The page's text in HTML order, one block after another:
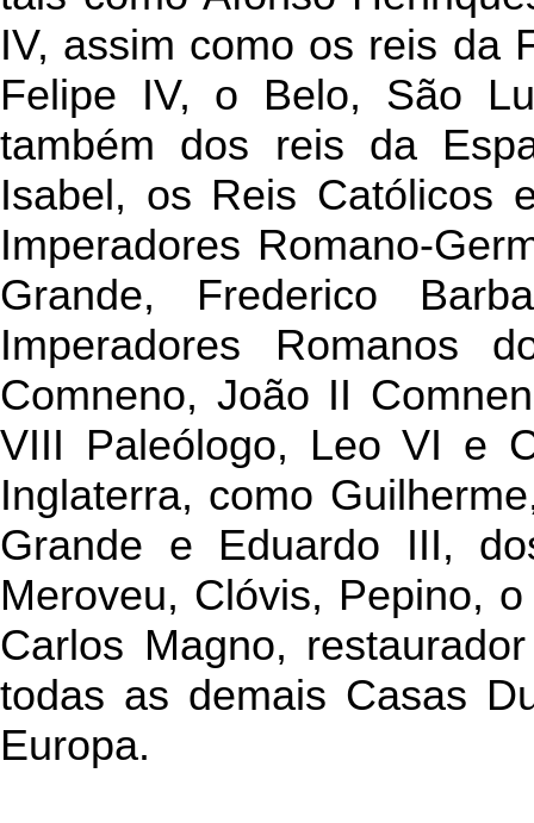
IV, assim como os reis da
Felipe IV, o Belo, São
também dos reis da
Isabel, os Reis Católicos
Imperadores Romano-
Grande, Frederico
Imperadores Romanos
Comneno, João II
VIII Paleólogo, Leo VI e
Inglaterra, como
Grande e Eduardo III,
Meroveu, Clóvis, Pepino,
Carlos Magno,
todas as demais Casas
Europa.